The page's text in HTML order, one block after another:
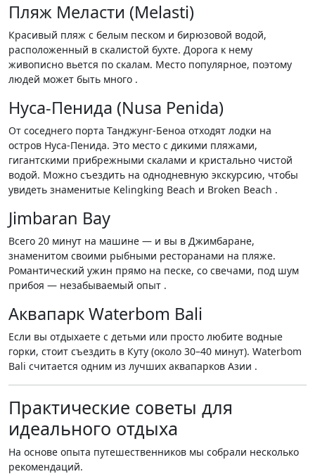
Пляж Меласти (Melasti)
Красивый пляж с белым песком и бирюзовой водой,
расположенный в скалистой бухте. Дорога к нему
живописно вьется по скалам. Место популярное, поэтому
людей может быть много .
Нуса-Пенида (Nusa Penida)
От соседнего порта Танджунг-Беноа отходят лодки на
остров Нуса-Пенида. Это место с дикими пляжами,
гигантскими прибрежными скалами и кристально чистой
водой. Можно съездить на однодневную экскурсию, чтобы
увидеть знаменитые Kelingking Beach и Broken Beach .
Jimbaran Bay
Всего 20 минут на машине — и вы в Джимбаране,
знаменитом своими рыбными ресторанами на пляже.
Романтический ужин прямо на песке, со свечами, под шум
прибоя — незабываемый опыт .
Аквапарк Waterbom Bali
Если вы отдыхаете с детьми или просто любите водные
горки, стоит съездить в Куту (около 30–40 минут). Waterbom
Bali считается одним из лучших аквапарков Азии .
Практические советы для
идеального отдыха
На основе опыта путешественников мы собрали несколько
рекомендаций.